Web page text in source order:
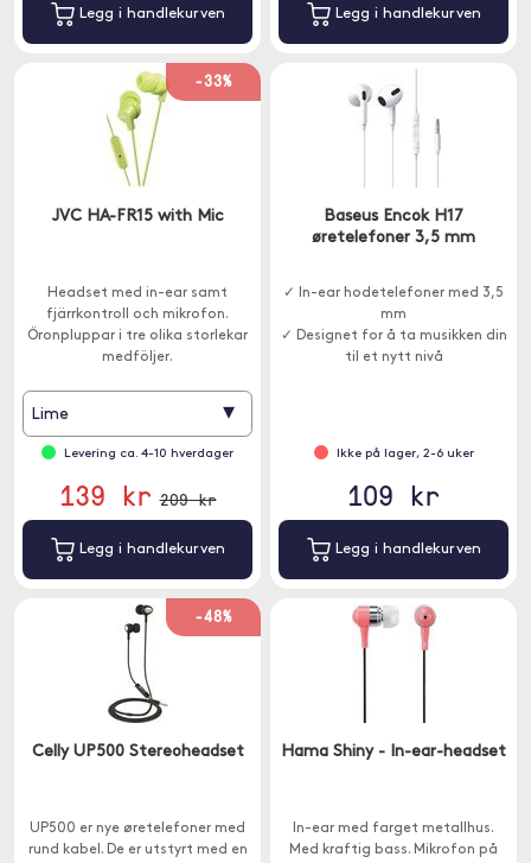
Legg i handlekurven Legg i handlekurven
-33%
JVC HA-FR15 with Mic
Headset med in-ear samt
fjärrkontroll och mikrofon.
Öronpluppar i tre olika storlekar
medföljer.
Lime ▾
Levering ca. 4-10 hverdager
139 kr 209 kr
Legg i handlekurven
Baseus Encok H17
øretelefoner 3,5 mm
✓ In-ear hodetelefoner med 3,5
mm
✓ Designet for å ta musikken din
til et nytt nivå
Ikke på lager, 2-6 uker
109 kr
Legg i handlekurven
-48%
Celly UP500 Stereoheadset
UP500 er nye øretelefoner med
rund kabel. De er utstyrt med en
Hama Shiny - In-ear-headset
In-ear med farget metallhus.
Med kraftig bass. Mikrofon på